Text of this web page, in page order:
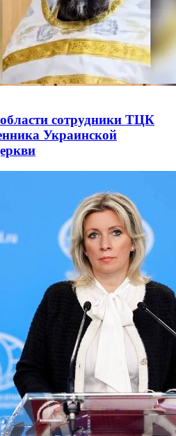
сотрудники ТЦК
Украинской